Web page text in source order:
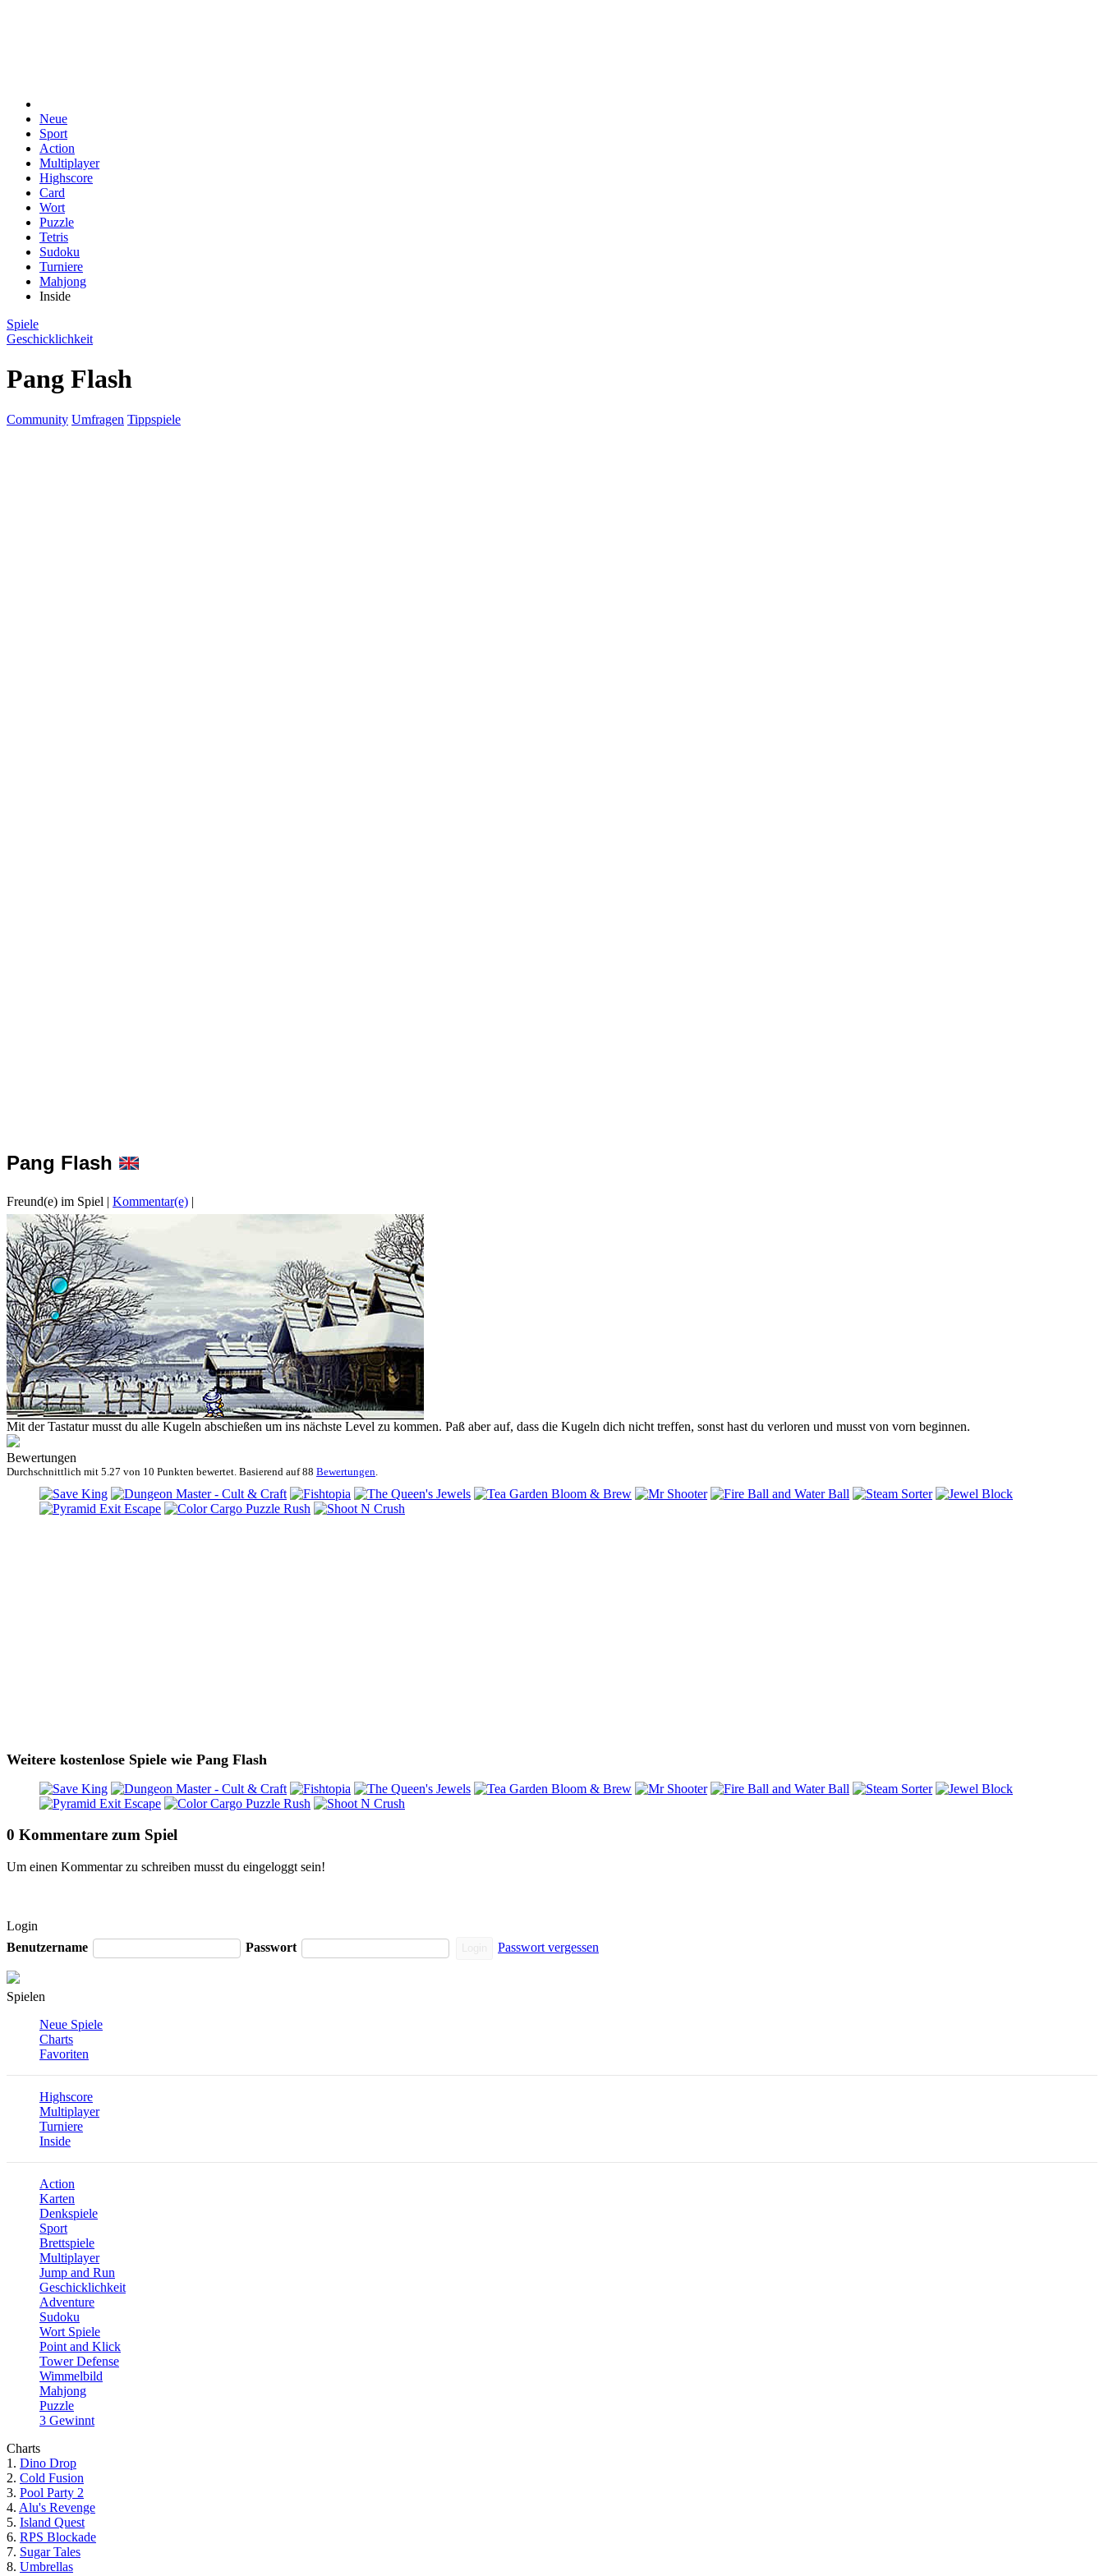
Neue
Sport
Action
Multiplayer
Highscore
Card
Wort
Puzzle
Tetris
Sudoku
Turniere
Mahjong
Inside
Spiele
Geschicklichkeit
Pang Flash
Community Umfragen Tippspiele
Pang Flash
Freund(e) im Spiel | Kommentar(e) |
Mit der Tastatur musst du alle Kugeln abschießen um ins nächste Level zu kommen. Paß aber auf, dass die Kugeln dich nicht treffen, sonst hast du verloren und musst von vorn beginnen.
Bewertungen
Durchschnittlich mit 5.27 von 10 Punkten bewertet. Basierend auf88 Bewertungen
Weitere kostenlose Spiele wie Pang Flash
0 Kommentare zum Spiel
Um einen Kommentar zu schreiben musst du eingeloggt sein!
Login
Benutzername
Passwort Passwort vergessen
Spielen
Neue Spiele
Charts
Favoriten
Highscore
Multiplayer
Turniere
Inside
Action
Karten
Denkspiele
Sport
Brettspiele
Multiplayer
Jump and Run
Geschicklichkeit
Adventure
Sudoku
Wort Spiele
Point and Klick
Tower Defense
Wimmelbild
Mahjong
Puzzle
3 Gewinnt
Charts
1. Dino Drop
2. Cold Fusion
3. Pool Party 2
4. Alu's Revenge
5. Island Quest
6. RPS Blockade
7. Sugar Tales
8. Umbrellas